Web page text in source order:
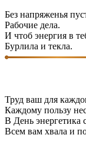
Без напряженья
Рабочие дела.
И чтоб энергия в
Бурлила и текла.
Труд ваш для
Каждому пользу
В День
Всем вам хвала и